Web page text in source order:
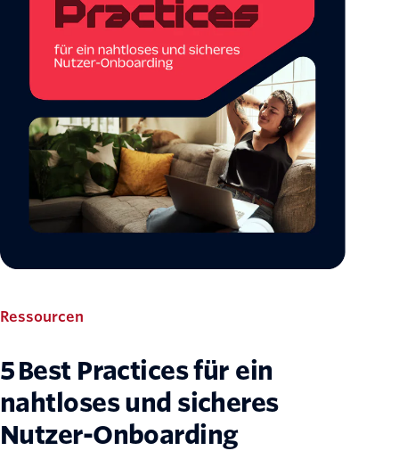
Ressourcen
5 Best Practices für ein
nahtloses und sicheres
Nutzer-Onboarding